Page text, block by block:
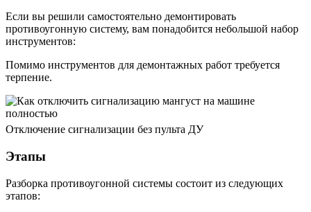
Если вы решили самостоятельно демонтировать
противоугонную систему, вам понадобится небольшой набор
инструментов:
Помимо инструментов для демонтажных работ требуется
терпение.
Отключение сигнализации без пульта ДУ
Этапы
Разборка противоугонной системы состоит из следующих
этапов: